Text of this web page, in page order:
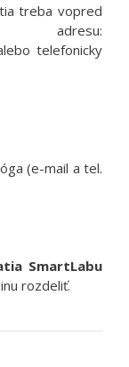
treba vopred
adresu:
telefonicky
(e-mail a tel.
SmartLabu
rozdeliť.